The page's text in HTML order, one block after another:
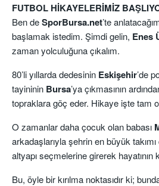
FUTBOL HİKAYELERİMİZ
Ben deSporBursa.net’te
başlamak istedim. Şimdi gelin, Enes
zaman yolculuğuna çıkalım.
80’li yıllarda dedesinin Eskişehir’de
tayininin Bursa’ya çıkmasının
topraklara göç eder. Hikaye işte tam
O zamanlar daha çocuk olan babası
arkadaşlarıyla şehrin en büyük takımı
altyapı seçmelerine girerek hayatının
Bu, öyle bir kırılma noktasıdır ki;